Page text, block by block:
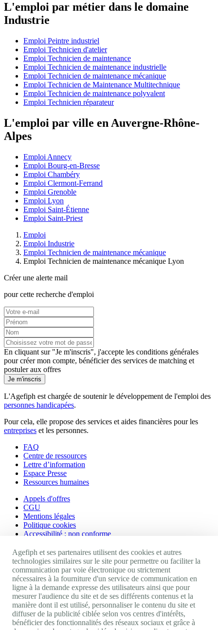
L'emploi par métier dans le domaine
Industrie
Emploi Peintre industriel
Emploi Technicien d'atelier
Emploi Technicien de maintenance
Emploi Technicien de maintenance industrielle
Emploi Technicien de maintenance mécanique
Emploi Technicien de Maintenance Multitechnique
Emploi Technicien de maintenance polyvalent
Emploi Technicien réparateur
L'emploi par ville en Auvergne-Rhône-
Alpes
Emploi Annecy
Emploi Bourg-en-Bresse
Emploi Chambéry
Emploi Clermont-Ferrand
Emploi Grenoble
Emploi Lyon
Emploi Saint-Étienne
Emploi Saint-Priest
Emploi
Emploi Industrie
Emploi Technicien de maintenance mécanique
Emploi Technicien de maintenance mécanique Lyon
Créer une alerte mail
pour cette recherche d'emploi
En cliquant sur "Je m'inscris", j'accepte les conditions générales
pour créer mon compte, bénéficier des services de matching et
postuler aux offres
Je m'inscris
L'Agefiph est chargée de soutenir le développement de l'emploi des
personnes handicapées.
Pour cela, elle propose des services et aides financières pour les
entreprises et les personnes.
FAQ
Centre de ressources
Lettre d’information
Espace Presse
Ressources humaines
Appels d'offres
CGU
Mentions légales
Politique cookies
Accessibilité : non conforme
Nos autres sites
Site portail Agefiph
Activateur de progrès
Handinnov
Innovation et recherche
Université du RRH
Service AppuiPro
Agefiph et ses partenaires utilisent des cookies et autres
technologies similaires sur le site pour permettre ou faciliter la
communication par voie électronique ou strictement
nécessaires à la fourniture d'un service de communication en
ligne à la demande expresse des utilisateurs ainsi que pour
mesurer l'audience du site et de ses différents contenus et la
manière dont il est utilisé, personnaliser le contenu du site et
diffuser de la publicité ciblée selon vos centres d'intérêts,
bénéficier des fonctionnalités des réseaux sociaux et grâce à